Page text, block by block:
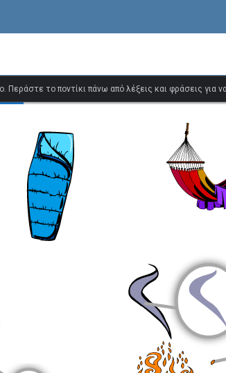
Περάστε το ποντίκι πάνω από λέξεις και φράσεις για